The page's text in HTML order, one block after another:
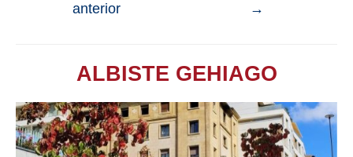
anterior
→
ALBISTE GEHIAGO